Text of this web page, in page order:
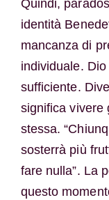
Quindi,
identità
mancanza di
individuale.
sufficiente.
significa vivere
stessa.
sosterrà più
fare nulla”. La
questo